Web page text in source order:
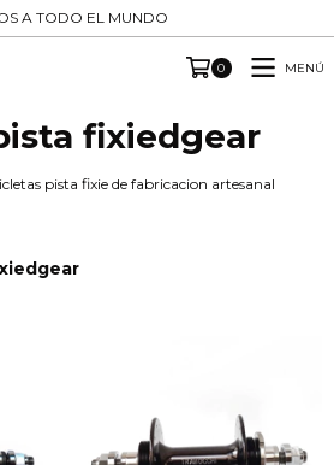
A TODO EL MUNDO
0 MENÚ
fixiedgear
pista fixie de fabricacion artesanal